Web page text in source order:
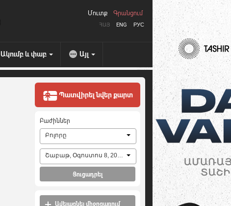
ՀԱՅ ENG РУС
Մուտք Գրանցում
Ակումբ և փաբ Այլ
Պատվիրել նվեր քարտ
Բաժիններ
Բոլորը
Շաբաթ, Օգոստոս 8, 2026
Ցուցադրել
Ավելացնել միջոցառում